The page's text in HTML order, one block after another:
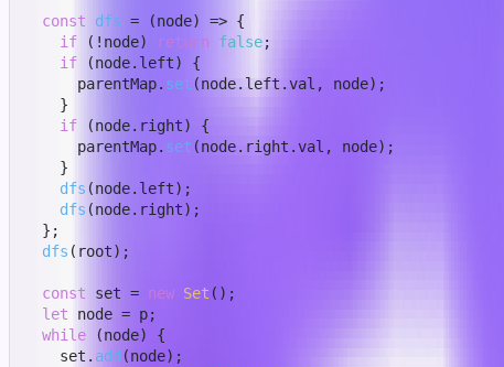
const dfs = (node) => {
if (!node) return false;
if (node. left) {
      parentMap.
set (node.left .val , node);
    }
if (node. right) {
      parentMap.
set (node. right .val , node);
    }
dfs (node. left);
dfs (node. right);
  };
dfs (root);
const set = new Set ();
let node = p;
while (node) {
    set.
add (node);